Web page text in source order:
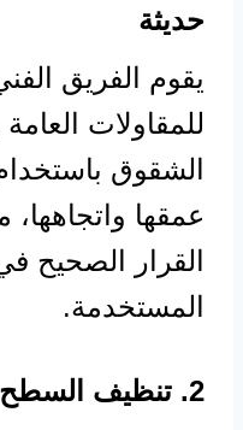
حديثة
يقوم الفريق
للمقاولات
الشقوق
عمقها
القرار الصحيح
المستخدمة.
2. تنظيف السطح وإزالة الشوائب